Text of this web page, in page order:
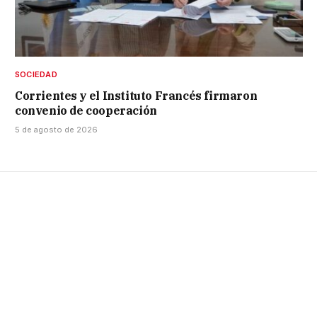
SOCIEDAD
Corrientes y el Instituto Francés firmaron
convenio de cooperación
5 de agosto de 2026